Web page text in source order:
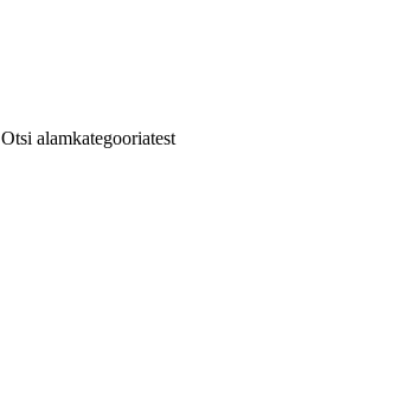
Otsi alamkategooriatest